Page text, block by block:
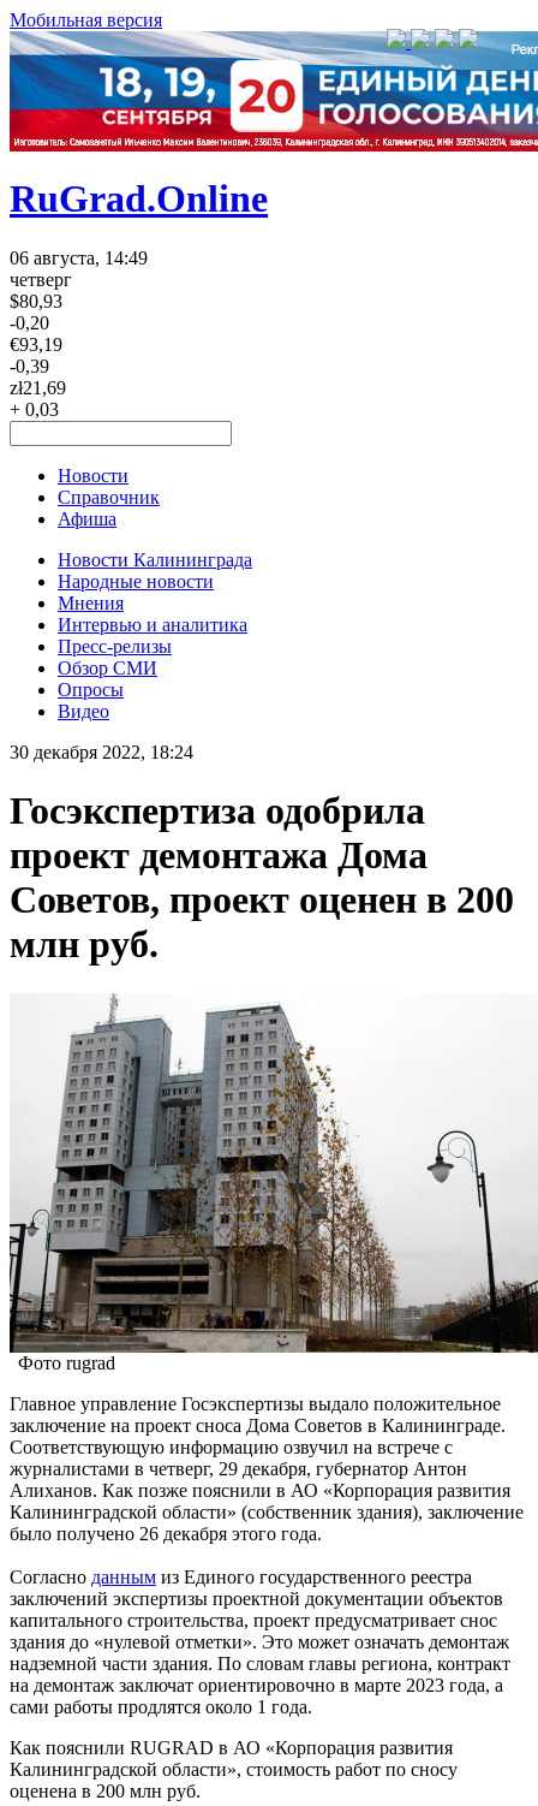
Мобильная версия
RuGrad.Online
06 августа, 14:49
четверг
$80,93
-0,20
€93,19
-0,39
zł21,69
+ 0,03
Новости
Справочник
Афиша
Новости Калининграда
Народные новости
Мнения
Интервью и аналитика
Пресс-релизы
Обзор СМИ
Опросы
Видео
30 декабря 2022, 18:24
Госэкспертиза одобрила
проект демонтажа Дома
Советов, проект оценен в 200
млн руб.
Фото rugrad
Главное управление Госэкспертизы выдало положительное
заключение на проект сноса Дома Советов в Калининграде.
Соответствующую информацию озвучил на встрече с
журналистами в четверг, 29 декабря, губернатор Антон
Алиханов. Как позже пояснили в АО «Корпорация развития
Калининградской области» (собственник здания), заключение
было получено 26 декабря этого года.
Согласно данным из Единого государственного реестра
заключений экспертизы проектной документации объектов
капитального строительства, проект предусматривает снос
здания до «нулевой отметки». Это может означать демонтаж
надземной части здания. По словам главы региона, контракт
на демонтаж заключат ориентировочно в марте 2023 года, а
сами работы продлятся около 1 года.
Как пояснили RUGRAD в АО «Корпорация развития
Калининградской области», стоимость работ по сносу
оценена в 200 млн руб.